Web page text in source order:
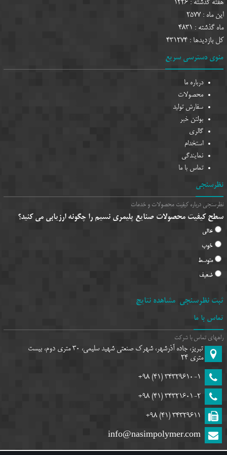
گذشته : 1226
:
2577
:
4831
:
431274
دسترسی سریع
درباره ما
محصولات
سفارش تولید
بولتن خبر
گالری
استخدام
نمایندگی
تماس با ما
درباره کیفیت محصولات و خدمات
کیفیت محصولات صنایع پلیمری نسیم را چگونه ارزیابی می کنید؟
عالی
خوب
متوسط
ضعیف
نظرسنجی مشاهده نتایج
با ما
تماس با شرکت
تبریز، جاده آذرشهر، شهرک صنعتی شهید سلیمی، 30 متری دوم، بیست
متری 24
34329610-1
(41) 98+
34321601-2
(41) 98+
34329611
(41) 98+
info@nasimpolymer.com